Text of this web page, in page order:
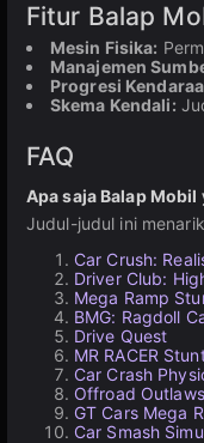
Fitur Balap
Mesin Fisika:
Manajemen
Progresi
Skema Kendali:
FAQ
Apa saja Balap
Judul-judul ini
Car Crush:
Driver Club:
Mega Ramp
BMG: Ragdoll
Drive Quest
MR RACER
Car Crash
Offroad Outlaws
GT Cars Mega
Car Smash